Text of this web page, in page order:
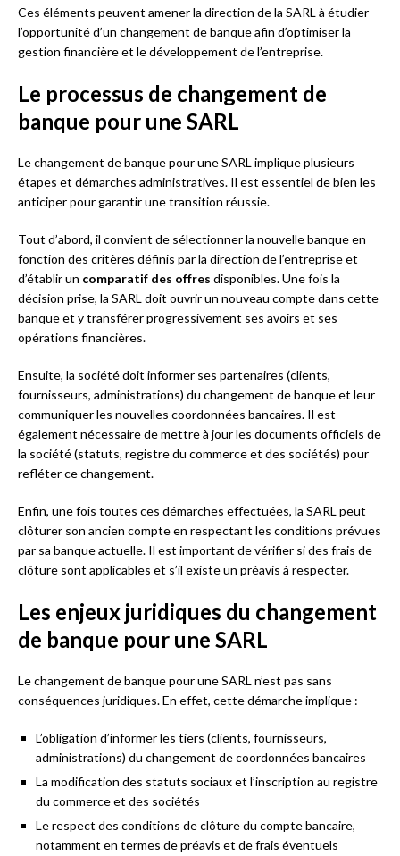
Ces éléments peuvent amener la direction de la SARL à étudier
l’opportunité d’un changement de banque afin d’optimiser la
gestion financière et le développement de l’entreprise.
Le processus de changement de
banque pour une SARL
Le changement de banque pour une SARL implique plusieurs
étapes et démarches administratives. Il est essentiel de bien les
anticiper pour garantir une transition réussie.
Tout d’abord, il convient de sélectionner la nouvelle banque en
fonction des critères définis par la direction de l’entreprise et
d’établir un comparatif des offres disponibles. Une fois la
décision prise, la SARL doit ouvrir un nouveau compte dans cette
banque et y transférer progressivement ses avoirs et ses
opérations financières.
Ensuite, la société doit informer ses partenaires (clients,
fournisseurs, administrations) du changement de banque et leur
communiquer les nouvelles coordonnées bancaires. Il est
également nécessaire de mettre à jour les documents officiels de
la société (statuts, registre du commerce et des sociétés) pour
refléter ce changement.
Enfin, une fois toutes ces démarches effectuées, la SARL peut
clôturer son ancien compte en respectant les conditions prévues
par sa banque actuelle. Il est important de vérifier si des frais de
clôture sont applicables et s’il existe un préavis à respecter.
Les enjeux juridiques du changement
de banque pour une SARL
Le changement de banque pour une SARL n’est pas sans
conséquences juridiques. En effet, cette démarche implique :
L’obligation d’informer les tiers (clients, fournisseurs,
administrations) du changement de coordonnées bancaires
La modification des statuts sociaux et l’inscription au registre
du commerce et des sociétés
Le respect des conditions de clôture du compte bancaire,
notamment en termes de préavis et de frais éventuels